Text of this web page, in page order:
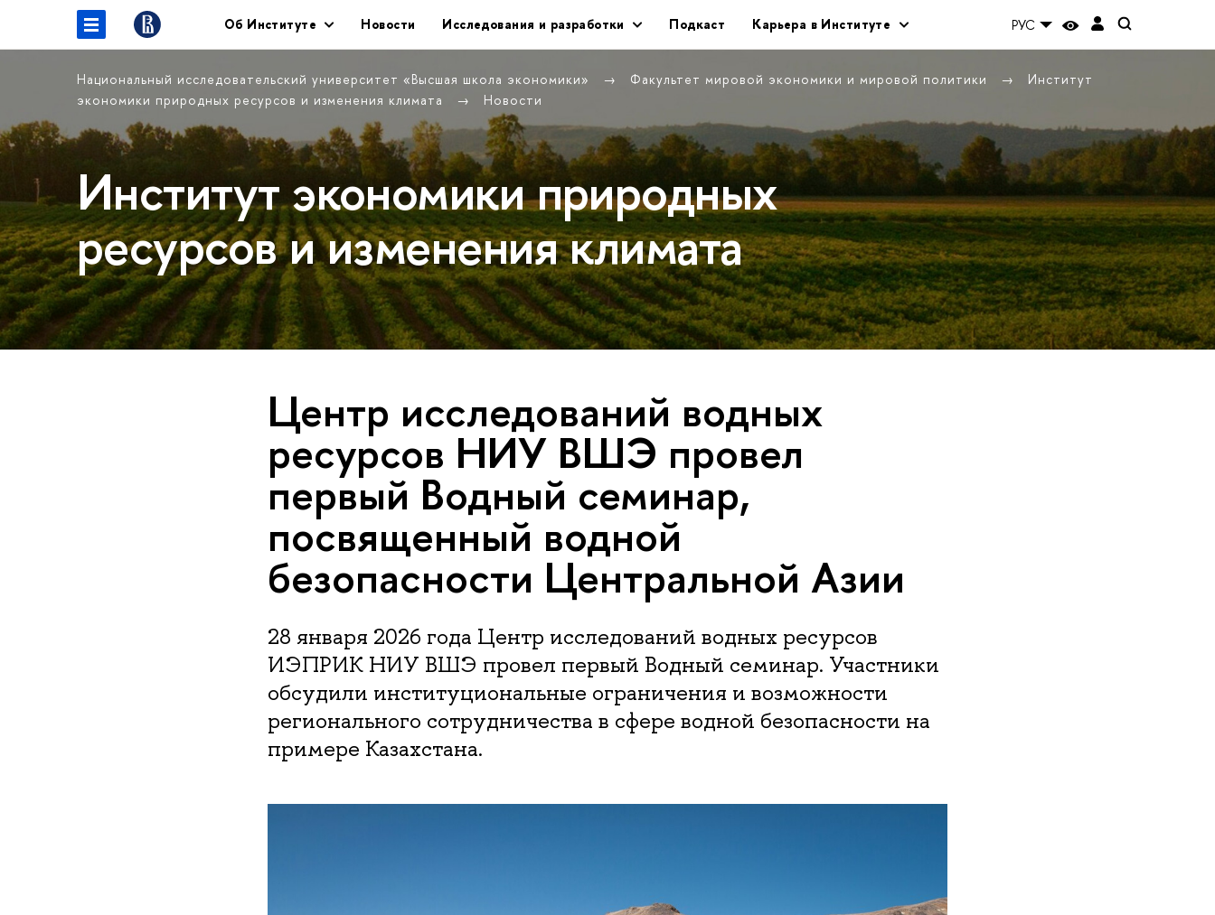
Об Институте Новости Исследования и разработки Подкаст Карьера в Институте РУС
Национальный исследовательский университет «Высшая школа экономики» Факультет мировой экономики и мировой политики
Институт
экономики природных ресурсов и изменения климата
Новости
Институт экономики природных
ресурсов и изменения климата
Центр исследований водных
ресурсов НИУ ВШЭ провел
первый Водный семинар,
посвященный водной
безопасности Центральной Азии
28 января 2026 года Центр исследований водных ресурсов
ИЭПРИК НИУ ВШЭ провел первый Водный семинар. Участники
обсудили институциональные ограничения и возможности
регионального сотрудничества в сфере водной безопасности на
примере Казахстана.